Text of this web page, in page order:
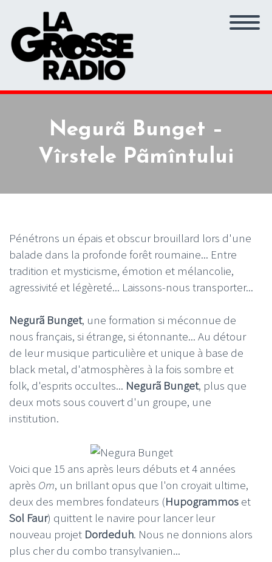
Negurã Bunget –
Vîrstele Pãmîntului
Pénétrons un épais et obscur brouillard lors d'une
balade dans la profonde forêt roumaine... Entre
tradition et mysticisme, émotion et mélancolie,
agressivité et légèreté... Laissons-nous transporter...
Negurã Bunget, une formation si méconnue de
nous français, si étrange, si étonnante... Au détour
de leur musique particulière et unique à base de
black metal, d'atmosphères à la fois sombre et
folk, d'esprits occultes... Negurã Bunget, plus que
deux mots sous couvert d'un groupe, une
institution.
Voici que 15 ans après leurs débuts et 4 années
après Om, un brillant opus que l'on croyait ultime,
deux des membres fondateurs (Hupogrammos et
Sol Faur) quittent le navire pour lancer leur
nouveau projet Dordeduh. Nous ne donnions alors
plus cher du combo transylvanien...